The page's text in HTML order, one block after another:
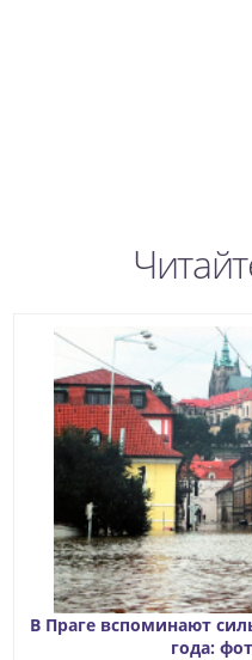
В Праге вспоминают
года: